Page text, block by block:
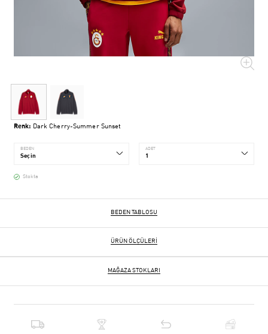
Renk: Dark Cherry-Summer Sunset
BEDEN ADET
Stokta
BEDEN TABLOSU
ÜRÜN ÖLÇÜLERI
MAĞAZA STOKLARI